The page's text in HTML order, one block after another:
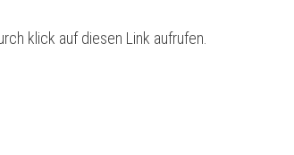
klick auf diesen Link aufrufen.